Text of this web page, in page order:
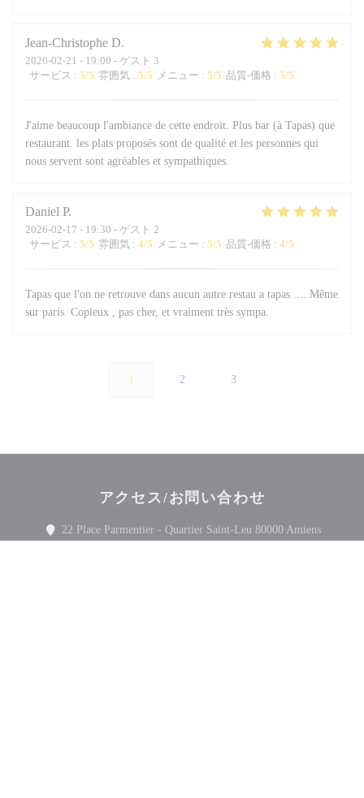
Jean-Christophe D
2026-02-21 - 19:00 - ゲスト 3
サービス : 5/5 雰囲気 : 5/5 メニュー : 5/5 品質-価格 : 5/5
J'aime beaucoup l'ambiance de cette endroit. Plus bar (à Tapas) que
restaurant. les plats proposés sont de qualité et les personnes qui
nous servent sont agréables et sympathiques.
Daniel P
2026-02-17 - 19:30 - ゲスト 2
サービス : 5/5 雰囲気 : 4/5 メニュー : 5/5 品質-価格 : 4/5
Tapas que l'on ne retrouve dans aucun autre restau a tapas .... Même
sur paris. Copieux , pas cher, et vraiment très sympa.
1 2 3
アクセス/お問い合わせ
22 Place Parmentier - Quartier Saint-Leu 80000 Amiens((新し